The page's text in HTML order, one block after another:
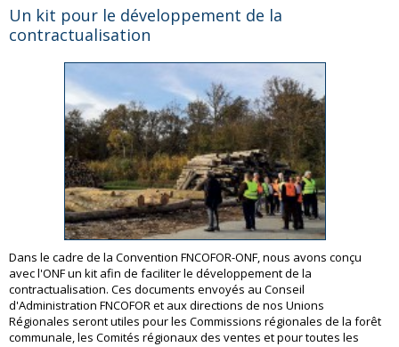
Un kit pour le développement de la
contractualisation
Dans le cadre de la Convention FNCOFOR-ONF, nous avons conçu
avec l'ONF un kit afin de faciliter le développement de la
contractualisation. Ces documents envoyés au Conseil
d'Administration FNCOFOR et aux directions de nos Unions
Régionales seront utiles pour les Commissions régionales de la forêt
communale, les Comités régionaux des ventes et pour toutes les